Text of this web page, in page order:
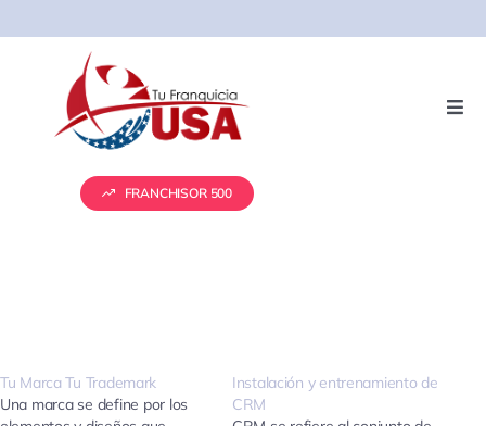
Real Estate
FRANCHISOR 500
Tu Marca Tu Trademark
Una marca se define por los
Instalación y entrenamiento de
CRM